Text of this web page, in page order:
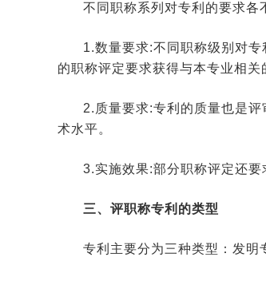
不同职称系列对专利的要求各
1.数量要求:不同职称级别对
的职称评定要求获得与本专业相关
2.质量要求:专利的质量也是
术水平。
3.实施效果:部分职称评定还要
三、评职称专利的类型
专利主要分为三种类型：发明